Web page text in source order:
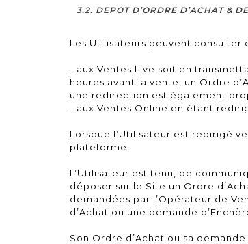
3.2. DEPOT D’ORDRE D’ACHAT &
Les Utilisateurs peuvent consulter
- aux Ventes Live soit en
heures avant la vente, un Ordre
une redirection est également
- aux Ventes Online en étant
Lorsque l’Utilisateur est redirigé
plateforme.
L’Utilisateur est tenu, de
déposer sur le Site un Ordre
demandées par l’Opérateur de
d’Achat ou une demande
Son Ordre d’Achat ou sa